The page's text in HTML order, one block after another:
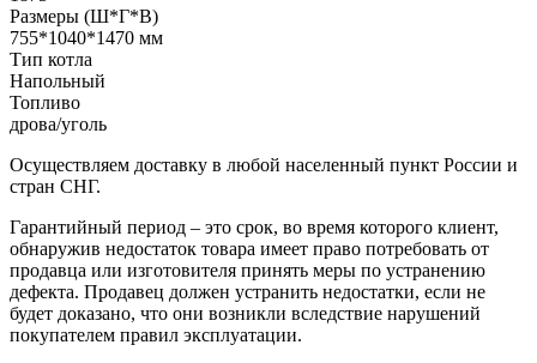
Размеры (Ш*Г*В)
755*1040*1470 мм
Тип котла
Напольный
Топливо
дрова/уголь
Осуществляем доставку в любой населенный пункт России и
стран СНГ.
Гарантийный период – это срок, во время которого клиент,
обнаружив недостаток товара имеет право потребовать от
продавца или изготовителя принять меры по устранению
дефекта. Продавец должен устранить недостатки, если не
будет доказано, что они возникли вследствие нарушений
покупателем правил эксплуатации.